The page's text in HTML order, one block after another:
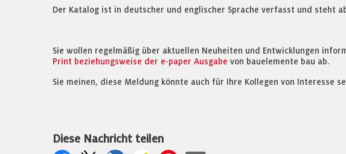
Der Katalog ist in deutscher und englischer Sprache verfasst und steht
Sie wollen regelmäßig über aktuellen Neuheiten und Entwicklungen
Print beziehungsweise der e-paper Ausgabe von bauelemente bau ab.
Sie meinen, diese Meldung könnte auch für Ihre Kollegen von Interesse
Diese Nachricht teilen